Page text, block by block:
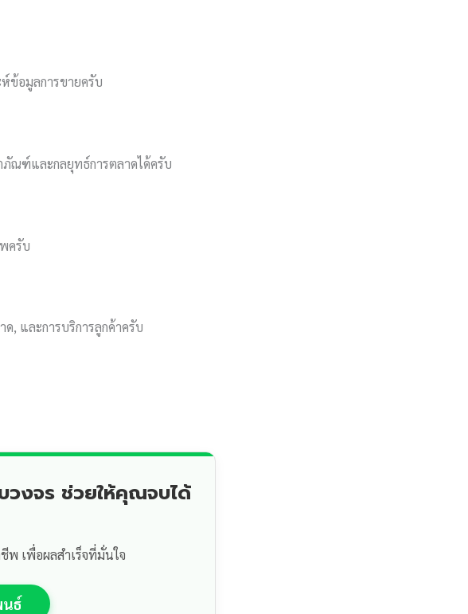
ข้อมูลการขายครับ
ภัณฑ์และกลยุทธ์การตลาดได้ครับ
ครับ
, และการบริการลูกค้าครับ
วงจร ช่วยให้คุณจบได้
เพื่อผลสำเร็จที่มั่นใจ
นธ์